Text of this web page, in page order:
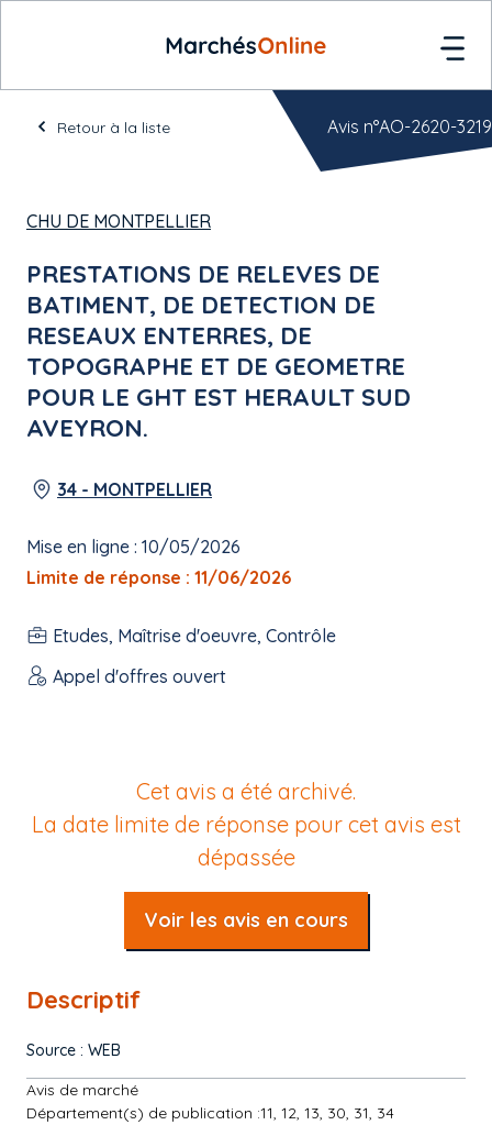
Retour à la liste
CHU DE MONTPELLIER
PRESTATIONS DE RELEVES DE
BATIMENT, DE DETECTION DE
RESEAUX ENTERRES, DE
TOPOGRAPHE ET DE GEOMETRE
POUR LE GHT EST HERAULT SUD
AVEYRON.
34 - MONTPELLIER
Mise en ligne : 10/05/2026
Limite de réponse : 11/06/2026
Etudes, Maîtrise d'oeuvre, Contrôle
Appel d'offres ouvert
Avis n°AO-2620-3219
Cet avis a été archivé.
La date limite de réponse pour cet avis est
dépassée
Voir les avis en cours
Descriptif
Source : WEB
Avis de marché
Département(s) de publication :11, 12, 13, 30, 31, 34